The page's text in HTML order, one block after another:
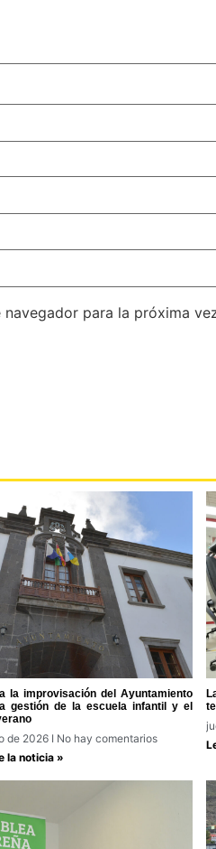
para la próxima
la improvisación del Ayuntamiento
gestión de la escuela infantil y el
de 2026
No hay comentarios
la noticia »